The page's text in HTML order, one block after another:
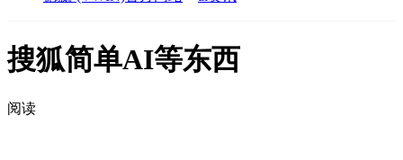
搜狐简单AI等东西
阅读